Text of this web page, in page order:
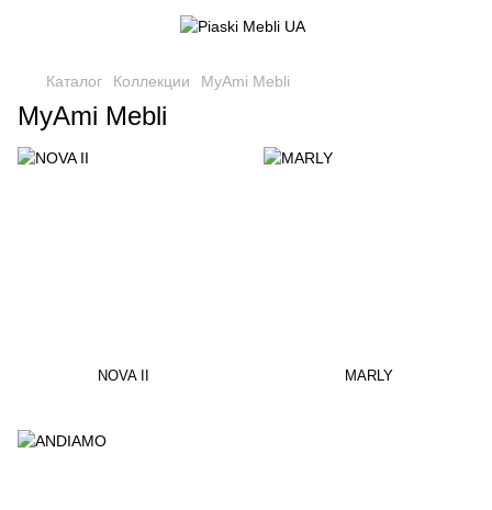
Каталог Коллекции MyAmi Mebli
MyAmi Mebli
NOVA II MARLY